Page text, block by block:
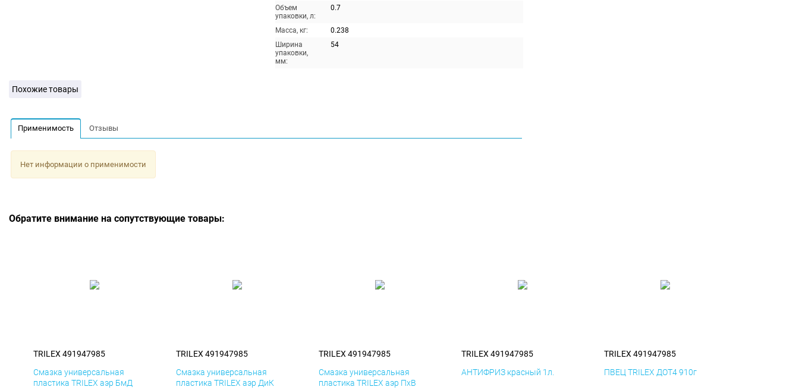
Объем
упаковки, л:
0.7
Масса, кг:
0.238
Ширина
упаковки,
мм:
54
Похожие товары
Применимость Отзывы
Нет информации о применимости
Обратите внимание на сопутствующие товары:
TRILEX 491947985
Смазка универсальная
пластика TRILEX аэр БмД
TRILEX 491947985
Смазка универсальная
пластика TRILEX аэр ДиК
TRILEX 491947985
Смазка универсальная
пластика TRILEX аэр ПхВ
TRILEX 491947985
АНТИФРИЗ красный 1л.
TRILEX 491947985
ПВЕЦ TRILEX ДОТ4 910г